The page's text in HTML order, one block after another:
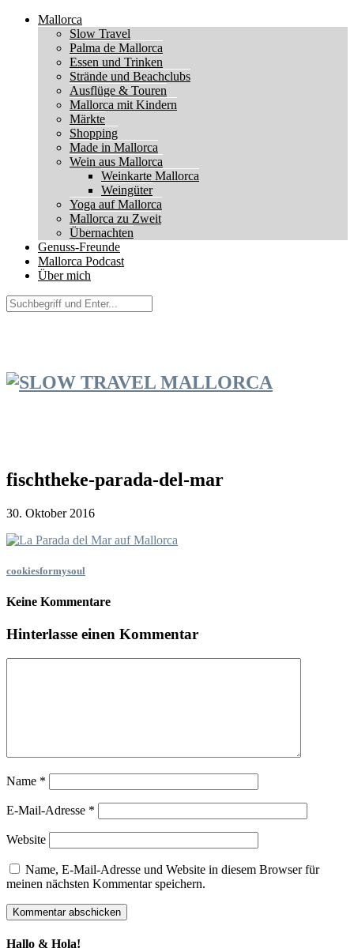
Mallorca
Slow Travel
Palma de Mallorca
Essen und Trinken
Strände und Beachclubs
Ausflüge & Touren
Mallorca mit Kindern
Märkte
Shopping
Made in Mallorca
Wein aus Mallorca
Weinkarte Mallorca
Weingüter
Yoga auf Mallorca
Mallorca zu Zweit
Übernachten
Genuss-Freunde
Mallorca Podcast
Über mich
fischtheke-parada-del-mar
30. Oktober 2016
cookiesformysoul
Keine Kommentare
Hinterlasse einen Kommentar
Name *
E-Mail-Adresse *
Website
Name, E-Mail-Adresse und Website in diesem Browser für
meinen nächsten Kommentar speichern.
Hallo & Hola!